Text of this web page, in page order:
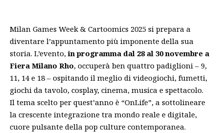
Milan Games Week & Cartoomics 2025 si prepara a
diventare l’appuntamento più imponente della sua
storia. L’evento,in programma dal 28 al 30 novembre a
Fiera Milano Rho, occuperà ben quattro padiglioni – 9,
11, 14 e 18 – ospitando il meglio di videogiochi, fumetti,
giochi da tavolo, cosplay, cinema, musica e spettacolo.
Il tema scelto per quest’anno è “OnLife”, a sottolineare
la crescente integrazione tra mondo reale e digitale,
cuore pulsante della pop culture contemporanea.